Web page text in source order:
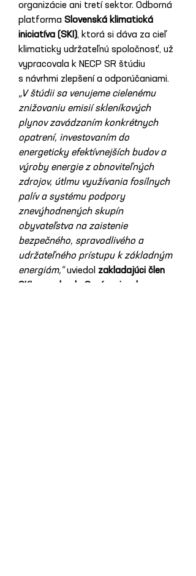
organizácie ani tretí sektor. Odborná
platforma Slovenská klimatická
iniciatíva (SKI), ktorá si dáva za cieľ
klimaticky udržateľnú spoločnosť, už
vypracovala k NECP SR štúdiu
s návrhmi zlepšení a odporúčaniami.
„V štúdii sa venujeme cielenému
znižovaniu emisií skleníkových
plynov zavádzaním konkrétnych
opatrení, investovaním do
energeticky efektívnejších budov a
výroby energie z obnoviteľných
zdrojov, útlmu využívania fosílnych
palív a systému podpory
znevýhodnených skupín
obyvateľstva na zaistenie
bezpečného, spravodlivého a
udržateľného prístupu k základným
energiám,“ uviedol zakladajúci člen
SKI a predseda Správnej rady